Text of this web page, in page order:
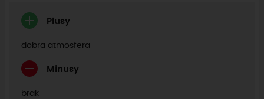
Plusy
dobra atmosfera
Minusy
brak